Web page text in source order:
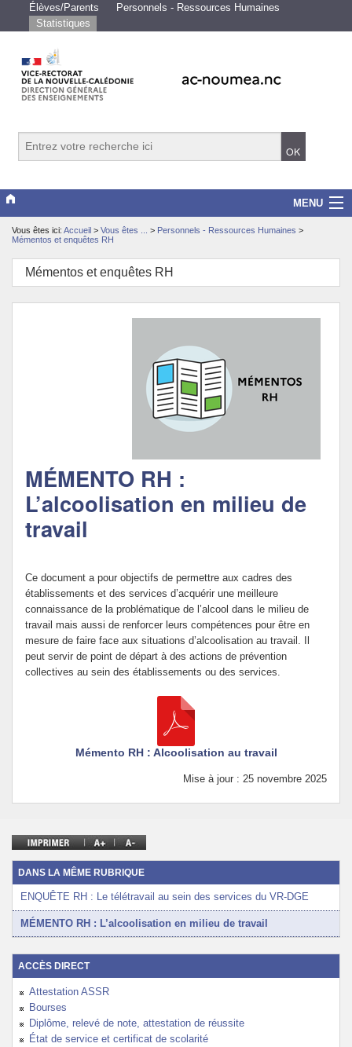
Élèves/Parents
Personnels - Ressources Humaines
Statistiques
MENU
Vice-rectorat
Scolarité/études
Enseignements
Vous êtes ici: Accueil > Vous êtes ... > Personnels - Ressources Humaines >
Mémentos et enquêtes RH
Mémentos et enquêtes RH
MÉMENTO RH :
L’alcoolisation en milieu de
travail
Ce document a pour objectifs de permettre aux cadres des
établissements et des services d’acquérir une meilleure
connaissance de la problématique de l’alcool dans le milieu de
travail mais aussi de renforcer leurs compétences pour être en
mesure de faire face aux situations d’alcoolisation au travail. Il
peut servir de point de départ à des actions de prévention
collectives au sein des établissements ou des services.
Mémento RH : Alcoolisation au travail
Mise à jour : 25 novembre 2025
DANS LA MÊME RUBRIQUE
ENQUÊTE RH : Le télétravail au sein des services du VR-DGE
MÉMENTO RH : L’alcoolisation en milieu de travail
ACCÈS DIRECT
Attestation ASSR
Bourses
Diplôme, relevé de note, attestation de réussite
État de service et certificat de scolarité